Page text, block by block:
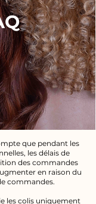
que pendant les
les délais de
des commandes
en raison du
commandes.
les colis uniquement